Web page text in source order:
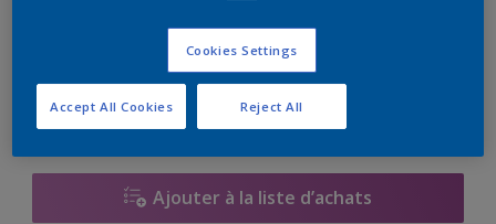
Ajouter à la liste d’achats
Cookies Settings
Reject All
Accept All Cookies